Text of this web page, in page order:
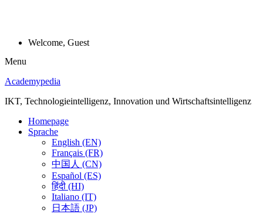
Welcome, Guest
Menu
Academypedia
IKT, Technologieintelligenz, Innovation und Wirtschaftsintelligenz
Homepage
Sprache
English (EN)
Français (FR)
中国人 (CN)
Español (ES)
हिंदी (HI)
Italiano (IT)
日本語 (JP)